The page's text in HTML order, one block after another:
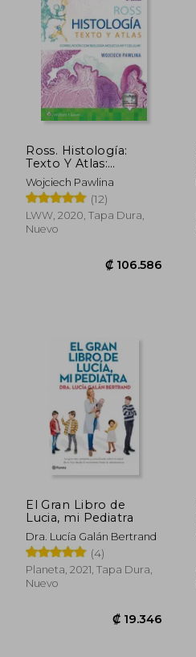
₡ 25.541
Ross. Histología:
Texto Y Atlas:
Correlación Con
Biología Molecular Y
Celular
Wojciech Pawlina
(12)
LWW, 2020, Tapa Dura,
Nuevo
El Gran Libro de
Lucia, mi Pediatra
Dra. Lucía Galán Bertrand
(4)
Planeta, 2021, Tapa Dura,
Nuevo